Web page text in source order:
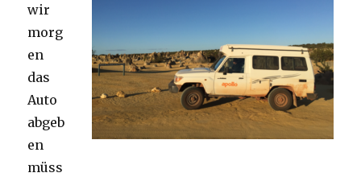
wir
morg
en
das
Auto
abgeb
en
müss